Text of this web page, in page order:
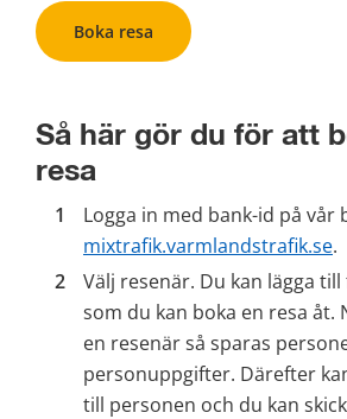
Boka resa
Så här gör du för att
resa
mixtrafik.varmlandstrafik.se.
Välj resenär. Du kan lägga
som du kan boka en resa åt.
en resenär så sparas
personuppgifter. Därefter
till personen och du kan